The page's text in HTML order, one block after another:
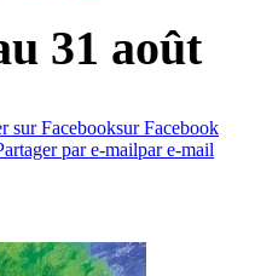
31 août
sur Facebook
par e-mail